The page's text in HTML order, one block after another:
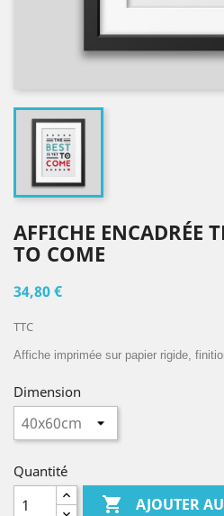
AFFICHE ENCADRÉE
TO COME
34,80 €
TTC
Affiche imprimée sur papier rigide,
Dimension
Quantité
 AJOUTER